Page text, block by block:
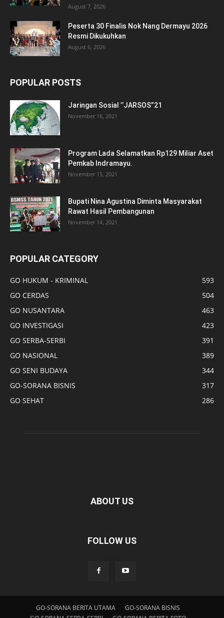
August 7, 2026
Peserta 30 Finalis Nok Nang Dermayu 2026
Resmi Dikukuhkan
August 6, 2026
POPULAR POSTS
Jaringan Sosial ’’JARSOS”21
November 16, 2021
Program Lada Selamatkan Rp129 Miliar Aset
Pemkab Indramayu.
November 15, 2021
Bupati Nina Agustina Diminta Masyarakat
Rawat Hasil Pembangunan
November 14, 2021
POPULAR CATEGORY
GO HUKUM - KRIMINAL
593
GO CERDAS
504
GO NUSANTARA
463
GO INVESTIGASI
423
GO SERBA-SERBI
391
GO NASIONAL
389
GO SENI BUDAYA
344
GO-SORANA BISNIS
317
GO SEHAT
286
ABOUT US
FOLLOW US
GO-SORANA BERITA UTAMA
GO-SORANA BISNIS